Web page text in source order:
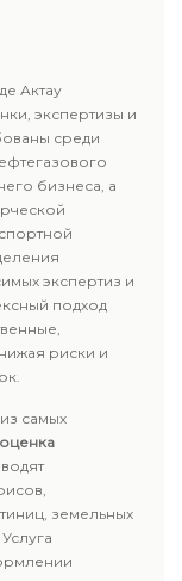
Актау
экспертизы и
среди
бизнеса, а
экспертиз и
подход
риски и
самых
оценка
земельных